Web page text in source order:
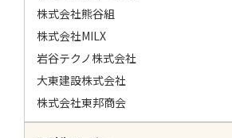
株式会社熊谷組
株式会社MILX
​岩谷テクノ株式会社
大東建設株式会社
株式会社東邦商会